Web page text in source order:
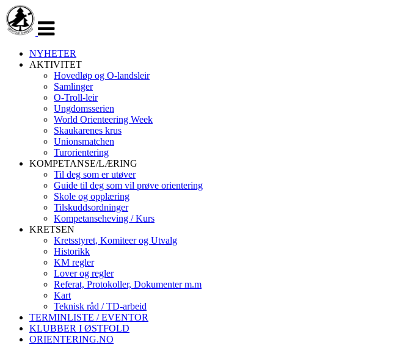
navigasjon
NYHETER
AKTIVITET
Hovedløp og O-landsleir
Samlinger
O-Troll-leir
Ungdomsserien
World Orienteering Week
Skaukarenes krus
Unionsmatchen
Turorientering
KOMPETANSE/LÆRING
Til deg som er utøver
Guide til deg som vil prøve orientering
Skole og opplæring
Tilskuddsordninger
Kompetanseheving / Kurs
KRETSEN
Kretsstyret, Komiteer og Utvalg
Historikk
KM regler
Lover og regler
Referat, Protokoller, Dokumenter m.m
Kart
Teknisk råd / TD-arbeid
TERMINLISTE / EVENTOR
KLUBBER I ØSTFOLD
ORIENTERING.NO